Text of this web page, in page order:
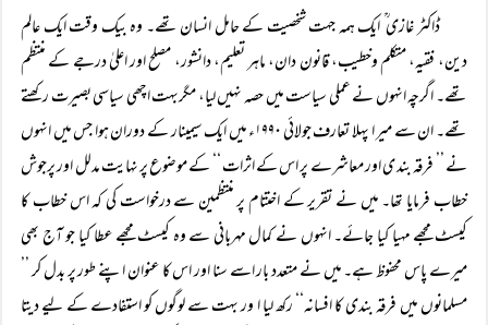
ڈاکٹر غازی ؒ ایک ہمہ جہت شخصیت کے حامل انسان تھے۔ وہ بیک وقت ایک عالم
دین، فقیہ، متکلم وخطیب، قانون دان، ماہر تعلیم، دانشور، مصلح اور اعلیٰ درجے کے منتظم
تھے۔ اگرچہ انہوں نے عملی سیاست میں حصہ نہیں لیا، مگربہت اچھی سیاسی بصیرت رکھتے
تھے۔ ان سے میر ا پہلا تعارف جولائی ۱۹۹۰ء میں ایک سیمینار کے دوران ہوا جس میں انہوں
نے ’’ فرقہ بند ی اور معاشرے پر اس کے اثرات ‘‘ کے موضوع پر نہایت مدلل اور پرجوش
خطاب فرمایا تھا۔ میں نے تقریر کے اختتام پر منتظمین سے درخواست کی کہ اس خطاب کا
کیسٹ مجھے مہیا کیا جائے۔ انہوں نے کمال مہربانی سے وہ کیسٹ مجھے عطا کیا جو آج بھی
میرے پاس محفوظ ہے۔ میں نے متعدد بار اسے سنا اور اس کا عنوان اپنے طور پر بدل کر ’’
مسلمانوں میں فرقہ بندی کا افسانہ‘‘ رکھ لیا ا ور بہت سے لوگوں کو استفادے کے لیے دیتا